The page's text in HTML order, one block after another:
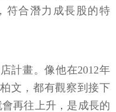
符合潛力成長股的特
計畫。像他在2012年
文，都有觀察到接下
再往上升，是成長的